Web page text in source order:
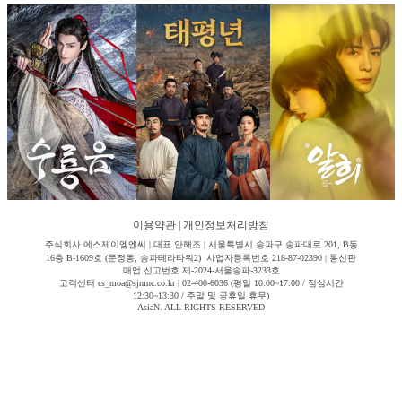
이용약관 개인정보처리방침
주식회사 에스제이엠엔씨 | 대표 안해조 | 서울특별시 송파구 송파대로 201, B동
16층 B-1609호 (문정동, 송파테라타워2) 사업자등록번호 218-87-02390 | 통신판
매업 신고번호 제-2024-서울송파-3233호
고객센터 cs_moa@sjmnc.co.kr | 02-400-6036 (평일 10:00~17:00 / 점심시간
12:30~13:30 / 주말 및 공휴일 휴무)
AsiaN. ALL RIGHTS RESERVED